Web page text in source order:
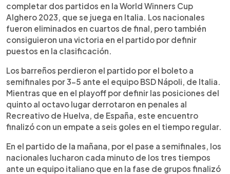
completar dos partidos en la World Winners Cup
Alghero 2023, que se juega en Italia. Los nacionales
fueron eliminados en cuartos de final, pero también
consiguieron una victoria en el partido por definir
puestos en la clasificación.
Los barreños perdieron el partido por el boleto a
semifinales por 3-5 ante el equipo BSD Nápoli, de Italia.
Mientras que en el playoff por definir las posiciones del
quinto al octavo lugar derrotaron en penales al
Recreativo de Huelva, de España, este encuentro
finalizó con un empate a seis goles en el tiempo regular.
En el partido de la mañana, por el pase a semifinales, los
nacionales lucharon cada minuto de los tres tiempos
ante un equipo italiano que en la fase de grupos finalizó